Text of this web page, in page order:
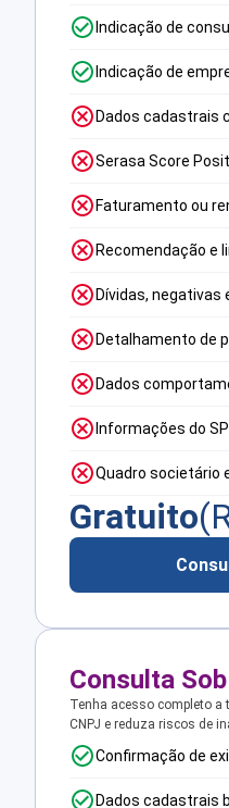
Indicação de
Indicação de
Dados cadastrais
Serasa Score
Faturamento ou
Recomendação e
Dívidas, negativas
Detalhamento de
Dados
Informações do
Quadro societário
Gratuito
Consulta
Tenha acesso completo
CNPJ e reduza riscos de
Confirmação de
Dados cadastrais